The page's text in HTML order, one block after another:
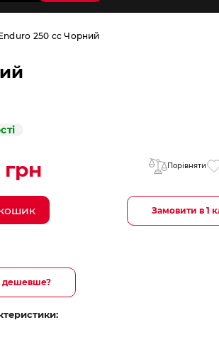
250 cc Чорний
Порівняти
Замовити в 1